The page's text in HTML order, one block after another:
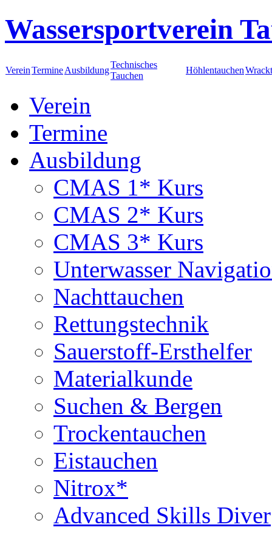
Wassersportverein
VereinTermineAusbildung
Technisches
Tauchen
Höhlentauchen
Verein
Termine
Ausbildung
CMAS 1* Kurs
CMAS 2* Kurs
CMAS 3* Kurs
Unterwasser
Nachttauchen
Rettungstechnik
Sauerstoff-Ersthelfer
Materialkunde
Suchen & Bergen
Trockentauchen
Eistauchen
Nitrox*
Advanced Skills Diver